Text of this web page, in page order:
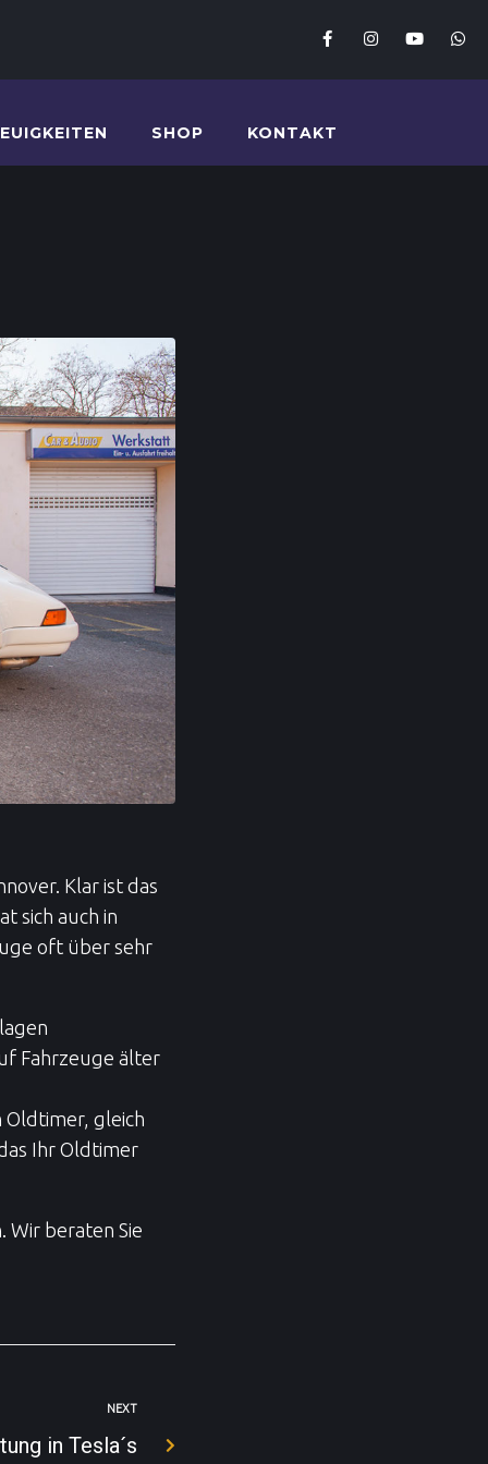
SHOP KONTAKT
Klar ist das
sich auch in
oft über sehr
Fahrzeuge älter
Oldtimer, gleich
Ihr Oldtimer
Wir beraten Sie
NEXT
in Tesla´s